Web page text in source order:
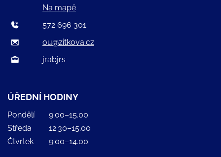
Na mapě
572 696 301
ou@zitkova.cz
jrabjrs
ÚŘEDNÍ HODINY
Pondělí
9.00–15.00
Středa
12.30–15.00
Čtvrtek
9.00–14.00